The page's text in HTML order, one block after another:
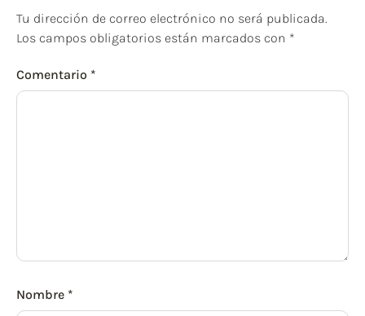
Tu dirección de correo electrónico no será publicada.
Los campos obligatorios están marcados con *
Comentario *
Nombre *